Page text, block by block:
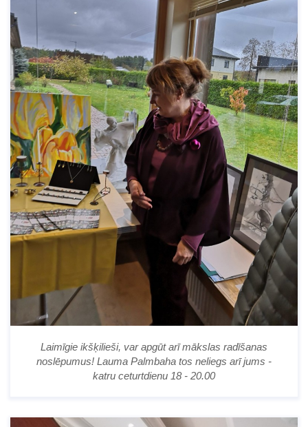
Laimīgie ikšķilieši, var apgūt arī mākslas radīšanas
noslēpumus! Lauma Palmbaha tos neliegs arī jums -
katru ceturtdienu 18 - 20.00